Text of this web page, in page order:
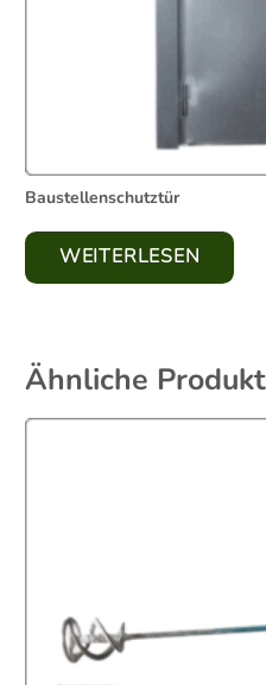
Baustellenschutztür
WEITERLESEN
Ähnliche